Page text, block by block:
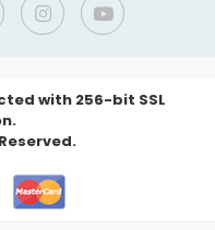
with 256-bit SSL